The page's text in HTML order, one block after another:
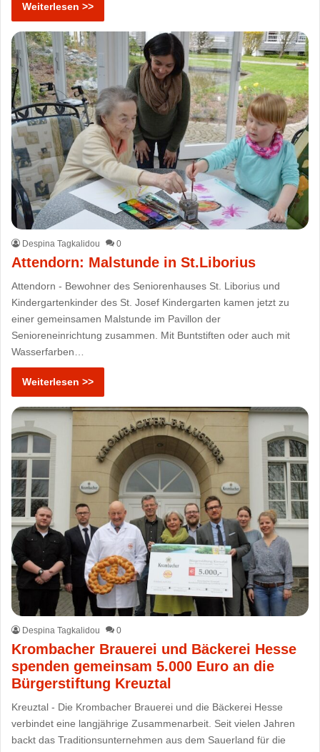
Weiterlesen >>
Despina Tagkalidou 0
Attendorn: Malstunde in St.Liborius
Attendorn - Bewohner des Seniorenhauses St. Liborius und
Kindergartenkinder des St. Josef Kindergarten kamen jetzt zu
einer gemeinsamen Malstunde im Pavillon der
Senioreneinrichtung zusammen. Mit Buntstiften oder auch mit
Wasserfarben…
Weiterlesen >>
Despina Tagkalidou 0
Krombacher Brauerei und Bäckerei Hesse
spenden gemeinsam 5.000 Euro an die
Bürgerstiftung Kreuztal
Kreuztal - Die Krombacher Brauerei und die Bäckerei Hesse
verbindet eine langjährige Zusammenarbeit. Seit vielen Jahren
backt das Traditionsunternehmen aus dem Sauerland für die